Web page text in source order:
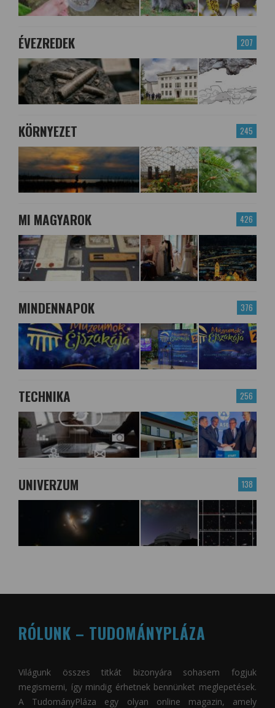
207
ÉVEZREDEK
245
KÖRNYEZET
426
MI MAGYAROK
376
MINDENNAPOK
256
TECHNIKA
138
UNIVERZUM
RÓLUNK – TUDOMÁNYPLÁZA
Világunk összes titkát bizonyára sohasem fogjuk
megismerni, így mindig érhetnek bennünket meglepetések.
A TudományPláza egy olyan online magazin, amely